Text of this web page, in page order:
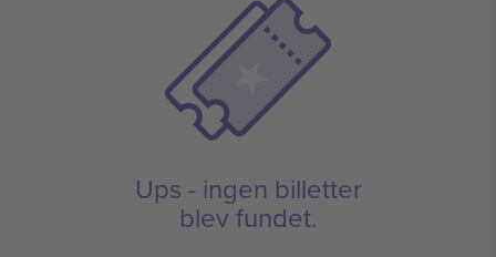
Ups - ingen billetter
blev fundet.